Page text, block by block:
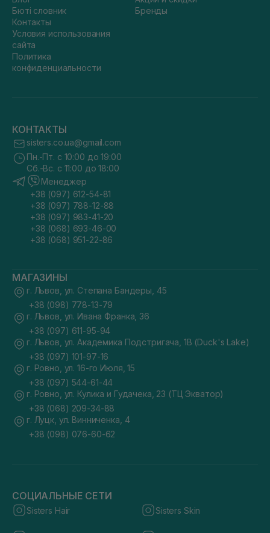
Бюті словник
Контакты
Условия использования
сайта
Политика
конфиденциальности
Бренды
КОНТАКТЫ
sisters.co.ua@gmail.com
Пн.-Пт. с 10:00 до 19:00
Сб.-Вс. с 11:00 до 18:00
Менеджер
+38 (097) 612-54-81
+38 (097) 788-12-88
+38 (097) 983-41-20
+38 (068) 693-46-00
+38 (068) 951-22-86
МАГАЗИНЫ
г. Львов, ул. Степана Бандеры, 45
+38 (098) 778-13-79
г. Львов, ул. Ивана Франка, 36
+38 (097) 611-95-94
г. Львов, ул. Академика Подстригача, 1В (Duck's Lake)
+38 (097) 101-97-16
г. Ровно, ул. 16-го Июля, 15
+38 (097) 544-61-44
г. Ровно, ул. Кулика и Гудачека, 23 (ТЦ Экватор)
+38 (068) 209-34-88
г. Луцк, ул. Винниченка, 4
+38 (098) 076-60-62
СОЦИАЛЬНЫЕ СЕТИ
Sisters Hair Sisters Skin